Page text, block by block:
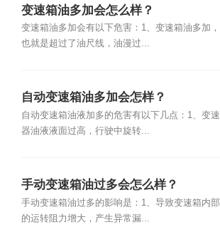
变速箱油多加会怎么样？
变速箱油多加会有以下危害：1、变速箱油多加，
也就是超过了油尺线，油漫过...
自动变速箱油多加会怎样？
自动变速箱油液加多的危害有以下几点：1、变速
器油液液面过高，行驶中旋转...
手动变速箱油过多会怎么样？
手动变速箱油过多的影响是：1、导致变速箱内部
的运转阻力增大，产生异常漏...